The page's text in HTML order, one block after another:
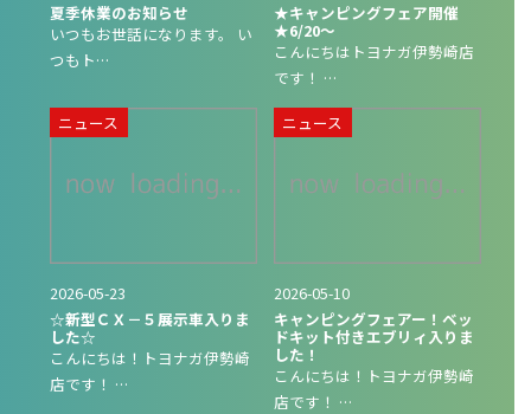
夏季休業のお知らせ
いつもお世話になります。 い
つもト…
★キャンピングフェア開催
★6/20～
こんにちはトヨナガ伊勢崎店
です！ …
ニュース
2026-05-23
☆新型ＣＸ－５展示車入りま
した☆
こんにちは！トヨナガ伊勢崎
店です！ …
ニュース
2026-05-10
キャンピングフェアー！ベッ
ドキット付きエブリィ入りま
した！
こんにちは！トヨナガ伊勢崎
店です！ …